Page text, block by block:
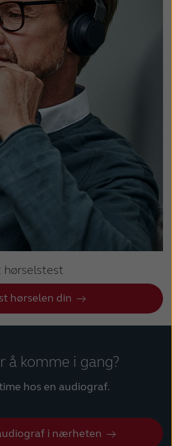
hørselstest
hørselen din
å komme i gang?
hos en audiograf.
i nærheten